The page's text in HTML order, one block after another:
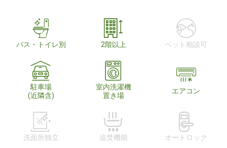
バス・トイレ別 2階以上 ペット相談可
駐車場
(近隣含)
室内洗濯機
置き場
エアコン
洗面所独立 追焚機能 オートロック